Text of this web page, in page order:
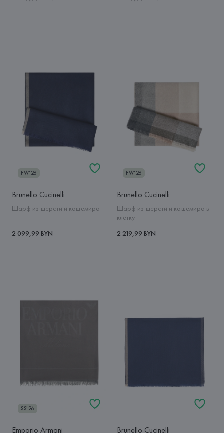
FW'26
Brunello Cucinelli
Шарф из шерсти и кашемира
2 099,99 BYN
FW'26
Brunello Cucinelli
Шарф из шерсти и кашемира в
клетку
2 219,99 BYN
SS'26
Emporio Armani Brunello Cucinelli